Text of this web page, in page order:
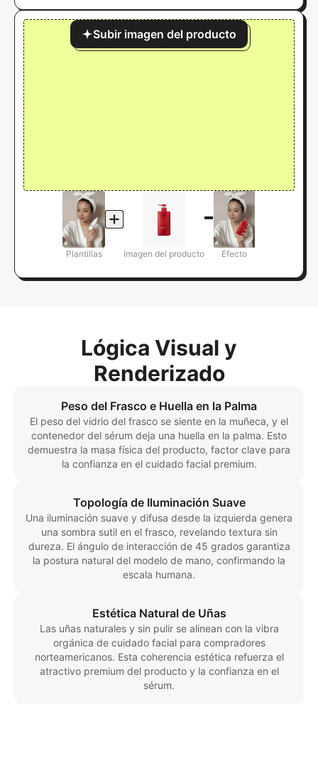
Subir imagen del producto
Plantillas Imagen del producto Efecto
Lógica Visual y
Renderizado
Peso del Frasco e Huella en la Palma
El peso del vidrio del frasco se siente en la muñeca, y el
contenedor del sérum deja una huella en la palma. Esto
demuestra la masa física del producto, factor clave para
la confianza en el cuidado facial premium.
Topología de Iluminación Suave
Una iluminación suave y difusa desde la izquierda genera
una sombra sutil en el frasco, revelando textura sin
dureza. El ángulo de interacción de 45 grados garantiza
la postura natural del modelo de mano, confirmando la
escala humana.
Estética Natural de Uñas
Las uñas naturales y sin pulir se alinean con la vibra
orgánica de cuidado facial para compradores
norteamericanos. Esta coherencia estética refuerza el
atractivo premium del producto y la confianza en el
sérum.